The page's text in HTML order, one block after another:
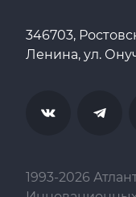
346703,
Ленина, ул.
1993-2026